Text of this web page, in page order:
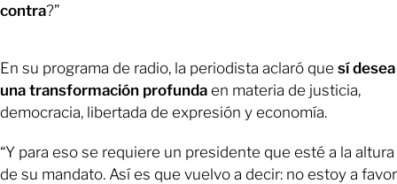
contra?”
En su programa de radio, la periodista aclaró que sí desea
una transformación profunda en materia de justicia,
democracia, libertada de expresión y economía.
“Y para eso se requiere un presidente que esté a la altura
de su mandato. Así es que vuelvo a decir: no estoy a favor